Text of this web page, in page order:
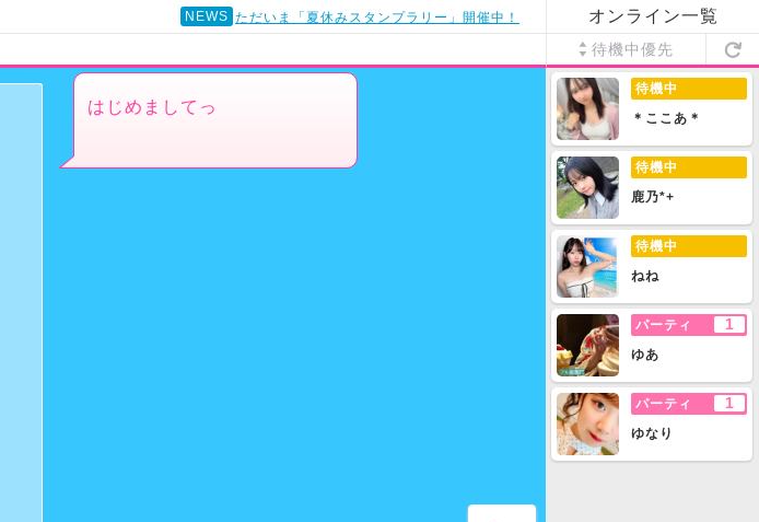
NEWS ただいま「夏休みスタンプラリー」開催中！
はじめましてっ
オンライン一覧
待機中優先
待機中
＊ここあ＊
待機中
鹿乃*+
待機中
ねね
パーティ 1
ゆあ
パーティ 1
ゆなり